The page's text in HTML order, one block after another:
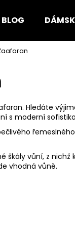
BLOG
Hledáte
moderní
škály vůní, z
vhodná vůně.